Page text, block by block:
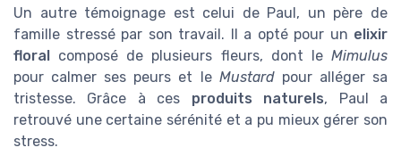
Un autre témoignage est celui de Paul, un père de
famille stressé par son travail. Il a opté pour un elixir
floral composé de plusieurs fleurs, dont le Mimulus
pour calmer ses peurs et le Mustardpour alléger sa
tristesse. Grâce à ces produits naturels, Paul a
retrouvé une certaine sérénité et a pu mieux gérer son
stress.